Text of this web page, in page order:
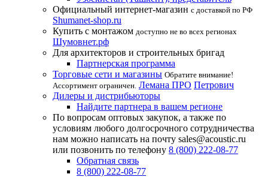
Официальный интернет-магазин с доставкой по РФ
Shumanet-shop.ru
Купить с монтажом доступно не во всех регионах
Шумовнет.рф
Для архитекторов и строительных бригад
Партнерская программа
Торговые сети и магазины Обратите внимание!
Ассортимент ограничен. Лемана ПРО Петрович
Дилеры и дистрибьюторы
Найдите партнера в вашем регионе
По вопросам оптовых закупок, а также по
условиям любого долгосрочного сотрудничества
нам можно написать на почту sales@acoustic.ru
или позвонить по телефону 8 (800) 222-08-77
Обратная связь
8 (800) 222-08-77